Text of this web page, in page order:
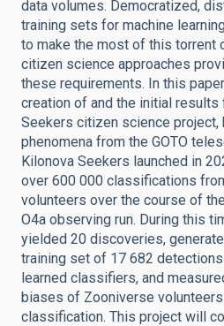
data volumes. Democratized,
training sets for machine
to make the most of this torrent
citizen science approaches
these requirements. In this
creation of and the initial results
Seekers citizen science
phenomena from the GOTO
Kilonova Seekers launched in
over 600 000 classifications
volunteers over the course of
O4a observing run. During this
yielded 20 discoveries,
training set of 17 682
learned classifiers, and
biases of Zooniverse
classification. This project will